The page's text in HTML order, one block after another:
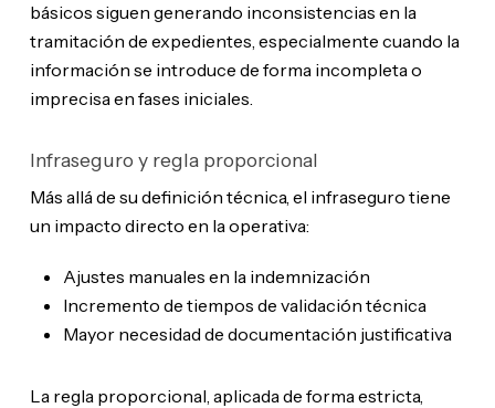
básicos siguen generando inconsistencias en la
tramitación de expedientes, especialmente cuando la
información se introduce de forma incompleta o
imprecisa en fases iniciales.
Infraseguro y regla proporcional
Más allá de su definición técnica, el infraseguro tiene
un impacto directo en la operativa:
Ajustes manuales en la indemnización
Incremento de tiempos de validación técnica
Mayor necesidad de documentación justificativa
La regla proporcional, aplicada de forma estricta,